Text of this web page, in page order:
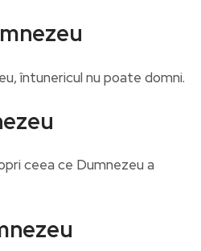
întunericul nu poate domni.
ceea ce Dumnezeu a